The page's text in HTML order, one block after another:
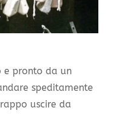
pronto da un
speditamente
uscire da